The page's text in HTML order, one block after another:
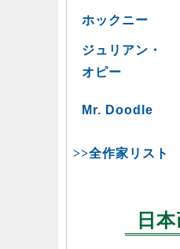
ホックニー
ジュリアン・
オピー
Mr. Doodle
>>全作家リスト
日